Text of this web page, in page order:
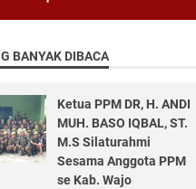
BANYAK DIBACA
Ketua PPM DR, H. ANDI
MUH. BASO IQBAL, ST.
M.S Silaturahmi
Sesama Anggota PPM
se Kab. Wajo